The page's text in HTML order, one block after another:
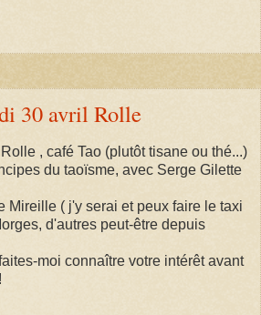
30 avril Rolle
, café Tao (plutôt tisane ou thé...)
du taoïsme, avec Serge Gilette
Mireille ( j'y serai et peux faire le taxi
d'autres peut-être depuis
moi connaître votre intérêt avant